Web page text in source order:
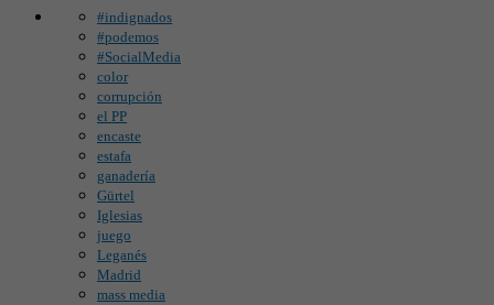
#indignados
#podemos
#SocialMedia
color
corrupción
el PP
encaste
estafa
ganadería
Gürtel
Iglesias
juego
Leganés
Madrid
mass media